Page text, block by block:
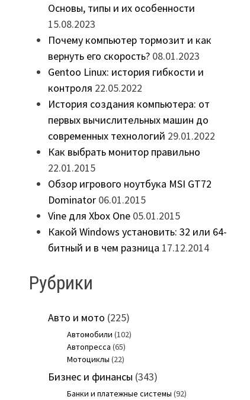
Основы, типы и их особенности
15.08.2023
Почему компьютер тормозит и как
вернуть его скорость? 08.01.2023
Gentoo Linux: история гибкости и
контроля 22.05.2022
История создания компьютера: от
первых вычислительных машин до
современных технологий 29.01.2022
Как выбрать монитор правильно
22.01.2015
Обзор игрового ноутбука MSI GT72
Dominator 06.01.2015
Vine для Xbox One 05.01.2015
Какой Windows установить: 32 или 64-
битный и в чем разница 17.12.2014
Рубрики
Авто и мото (225)
Автомобили (102)
Автопресса (65)
Мотоциклы (22)
Бизнес и финансы (343)
Банки и платежные системы (92)